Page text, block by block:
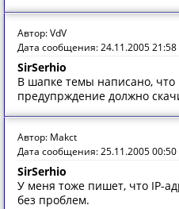
Автор: VdV
Дата сообщения: 24.11.2005 21:58
SirSerhio
В шапке темы написано, что
предупрждение должно
Автор: Makct
Дата сообщения: 25.11.2005 00:50
SirSerhio
У меня тоже пишет, что IP-
без проблем.